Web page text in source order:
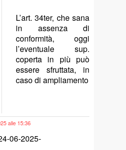
L’art. 34ter, che sana
in assenza di
conformità, oggi
l’eventuale sup.
coperta in più può
essere sfruttata, in
caso di ampliamento
alle 15:36
06-2025-